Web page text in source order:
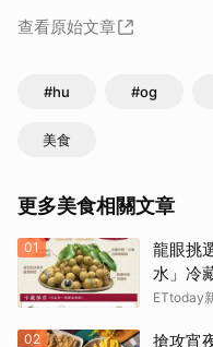
查看原始文章
#hu #og
美食
更多美食相關文章
01
龍眼挑
水」冷
ETtoday
02
搶攻宵